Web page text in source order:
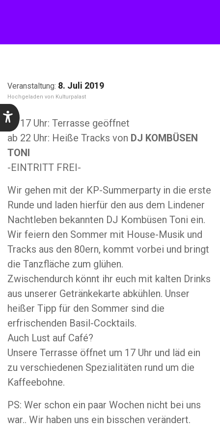
8. Juli 2019
Kulturpalast
ab 17 Uhr: Terrasse geöffnet
ab 22 Uhr: Heiße Tracks von DJ KOMBÜSEN
TONI
-EINTRITT FREI-
Wir gehen mit der KP-Summerparty in die erste
Runde und laden hierfür den aus dem Lindener
Nachtleben bekannten DJ Kombüsen Toni ein.
Wir feiern den Sommer mit House-Musik und
Tracks aus den 80ern, kommt vorbei und bringt
die Tanzfläche zum glühen.
Zwischendurch könnt ihr euch mit kalten Drinks
aus unserer Getränkekarte abkühlen. Unser
heißer Tipp für den Sommer sind die
erfrischenden Basil-Cocktails.
Auch Lust auf Café?
Unsere Terrasse öffnet um 17 Uhr und läd ein
zu verschiedenen Spezialitäten rund um die
Kaffeebohne.
PS: Wer schon ein paar Wochen nicht bei uns
war.. Wir haben uns ein bisschen verändert.